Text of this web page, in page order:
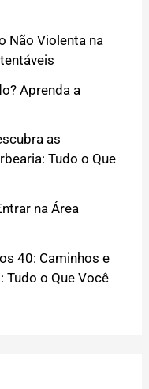
Não Violenta na
Aprenda a
as
Tudo o Que
na Área
40: Caminhos e
Tudo o Que Você